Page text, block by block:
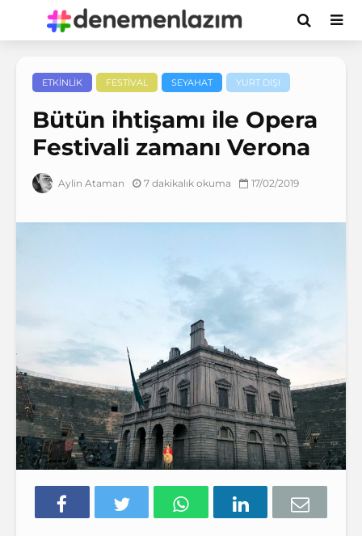
ETKINLIK FESTIVAL SEYAHAT YURT DIŞI
Bütün ihtişamı ile Opera
Festivali zamanı Verona
Aylin Ataman 7 dakikalık okuma 17/02/2019